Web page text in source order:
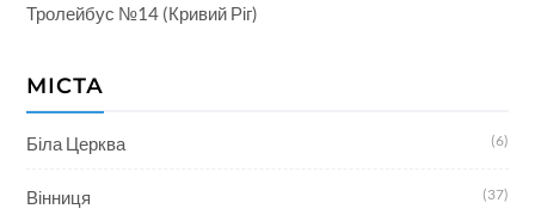
Тролейбус №14 (Кривий Ріг)
МІСТА
Біла Церква (6)
Вінниця (37)